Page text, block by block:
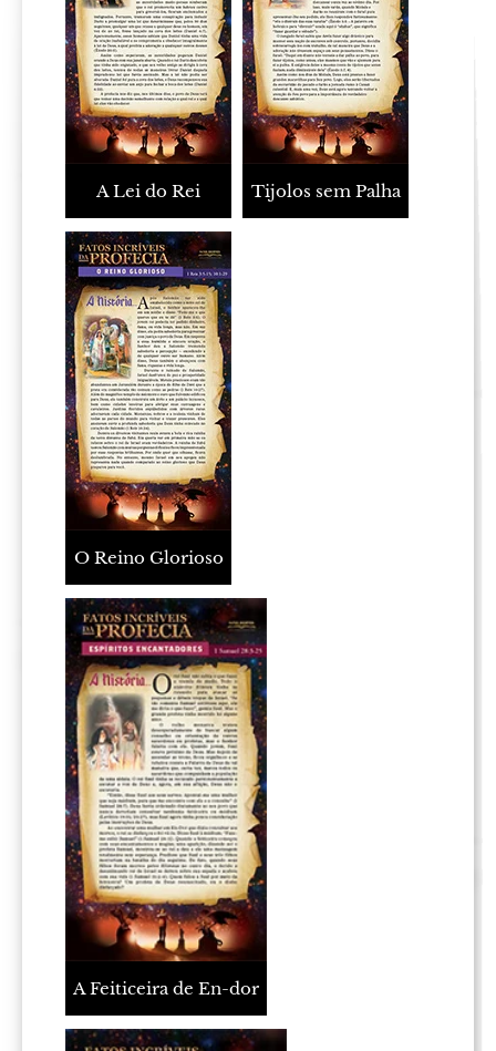
A Lei do Rei Tijolos sem Palha
O Reino Glorioso
A Feiticeira de En-dor